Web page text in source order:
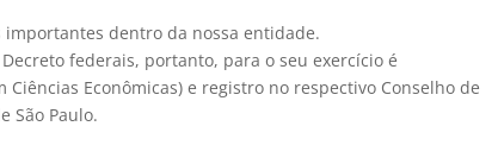
importantes dentro da nossa entidade.
federais, portanto, para o seu exercício é
Econômicas) e registro no respectivo Conselho de
São Paulo.